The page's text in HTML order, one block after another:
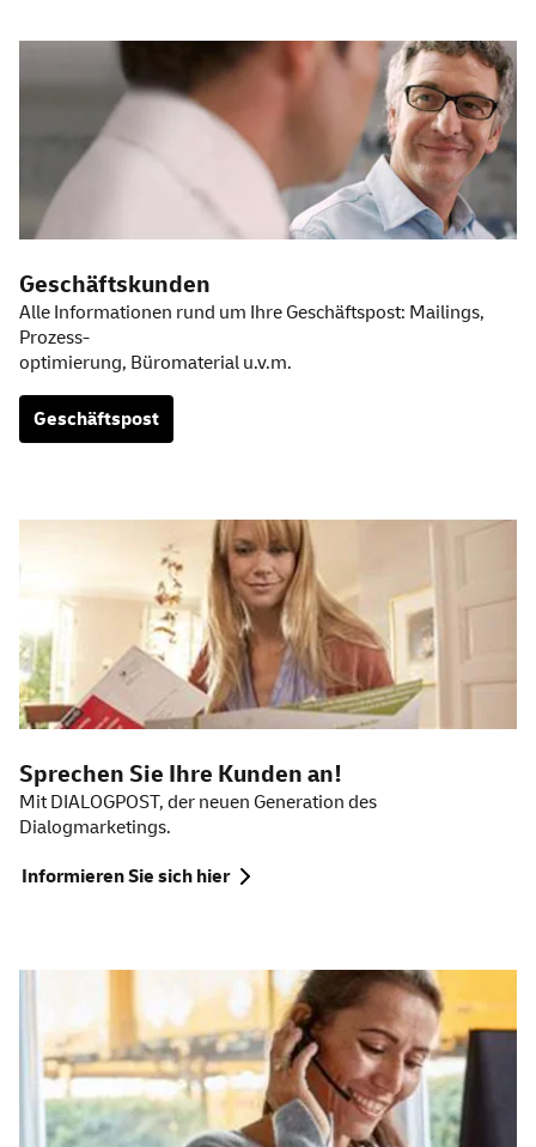
Geschäftskunden
Alle Informationen rund um Ihre Geschäftspost: Mailings,
Prozess-
optimierung, Büromaterial u.v.m.
Geschäftspost
Sprechen Sie Ihre Kunden an!
Mit DIALOGPOST, der neuen Generation des
Dialogmarketings.
Informieren Sie sich hier